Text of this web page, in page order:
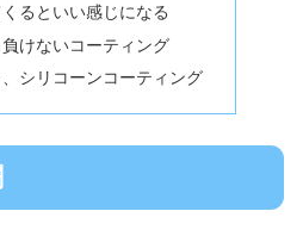
るといい感じになる
けないコーティング
シリコーンコーティング